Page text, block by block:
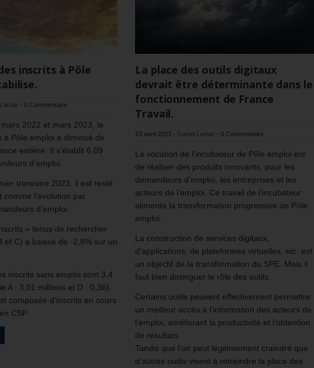
inscrits à Pôle
- 0 Commentaire
2022 et mars 2023, le
à Pôle emploi a diminué de
entière. Il s’établit 6,09
d’emploi.
trimestre 2023, il est resté
comme l’évolution par
d’emploi.
« tenus de rechercher
et C) a baissé de -2,8% sur un
inscrits sans emploi sont 3,4
A : 3,01 millions et D : 0,36).
composée d’inscrits en cours
CSP.
La place des outils digitaux
devrait être déterminante dans le
fonctionnement de France
Travail.
23 avril 2023 - Daniel Lamar - 0 Commentaire
La vocation de l’incubateur de Pôle emploi est
de réaliser des produits innovants, pour les
demandeurs d’emploi, les entreprises et les
acteurs de l’emploi. Ce travail de l’incubateur
alimente la transformation progressive de Pôle
emploi.
La construction de services digitaux,
d’applications, de plateformes virtuelles, etc. est
un objectif de la transformation du SPE. Mais il
faut bien distinguer le rôle des outils.
Certains outils peuvent effectivement permettre
un meilleur accès à l’information des acteurs de
l’emploi, améliorant la productivité et l’obtention
de résultats.
Tandis que l’on peut légitimement craindre que
d’autres outils visent à retreindre la place des